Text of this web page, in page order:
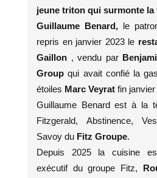
jeune triton qui surmonte la
Guillaume Benard,le
repris en janvier 2023 le
Gaillon , vendu par
Group qui avait confié la
étoiles Marc Veyrat fin janvier
Guillaume Benard est à la
Fitzgerald, Abstinence,
Savoy du Fitz Groupe.
Depuis 2025 la cuisine
exécutif du groupe Fitz,